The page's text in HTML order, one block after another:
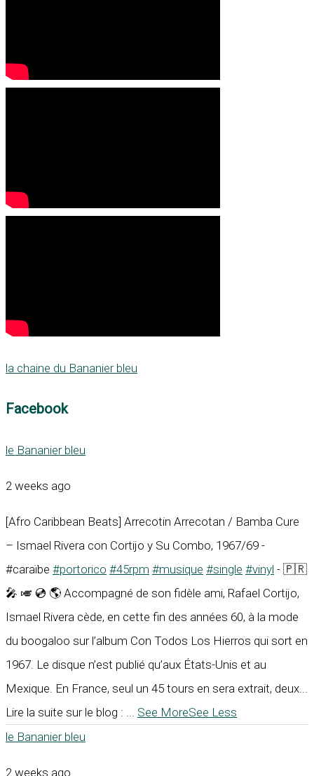
la chaine du Bananier bleu
Facebook
le Bananier bleu
2 weeks ago
[Afro Caribbean Beats] Arrecotin Arrecotan / Bamba Cure
– Ismael Rivera con Cortijo y Su Combo, 1967/69 -
#caraïbe #portorico #45rpm #musique #single #vinyl - 🇵🇷
🎤 🎺 💿 🌎 Accompagné de son fidèle ami, Rafael Cortijo,
Ismael Rivera cède, en cette fin des années 60, à la mode
du boogaloo sur l’album Con Todos Los Hierros qui sort en
1967. Le disque n’est publié qu’aux États-Unis et au
Mexique. En France, seul un 45 tours en sera extrait, deux...
Lire la suite sur le blog :
See MoreSee Less
le Bananier bleu
2 weeks ago